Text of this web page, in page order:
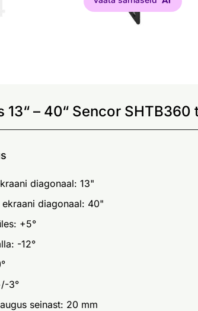
13“ – 40“ Sencor
diagonaal: 13"
ekraani diagonaal: 40"
+5°
-12°
3°
seinast: 20 mm